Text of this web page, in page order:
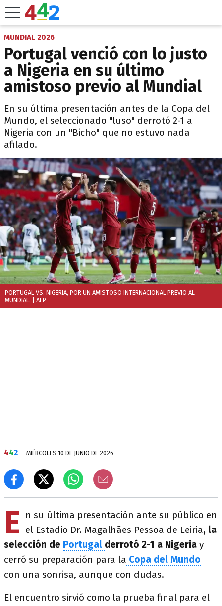
MUNDIAL 2026
Portugal venció con lo justo
a Nigeria en su último
amistoso previo al Mundial
En su última presentación antes de la Copa del
Mundo, el seleccionado "luso" derrotó 2-1 a
Nigeria con un "Bicho" que no estuvo nada
afilado.
PORTUGAL VS. NIGERIA, POR UN AMISTOSO INTERNACIONAL PREVIO AL
MUNDIAL. | AFP
442 MIÉRCOLES 10 DE JUNIO DE 2026
E
n su última presentación ante su público en
el Estadio Dr. Magalhães Pessoa de Leiria, la
selección de Portugal derrotó 2-1 a Nigeria y
cerró su preparación para la Copa del Mundo
con una sonrisa, aunque con dudas.
El encuentro sirvió como la prueba final para el